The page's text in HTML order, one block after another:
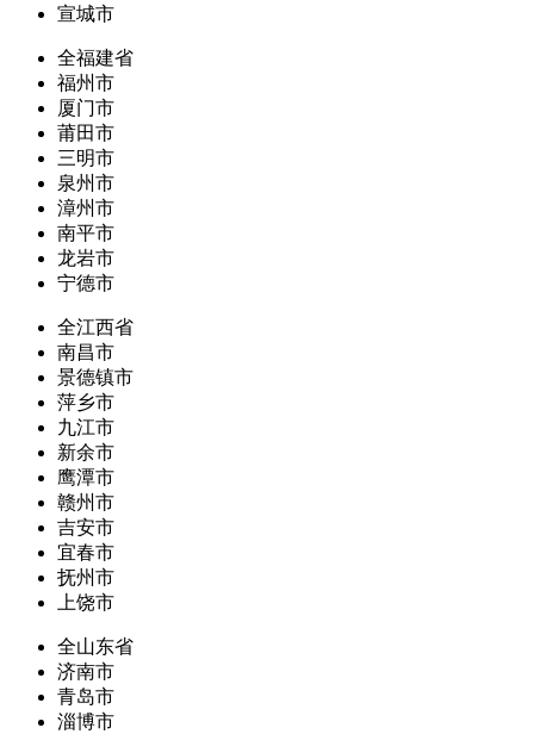
宣城市
全福建省
福州市
厦门市
莆田市
三明市
泉州市
漳州市
南平市
龙岩市
宁德市
全江西省
南昌市
景德镇市
萍乡市
九江市
新余市
鹰潭市
赣州市
吉安市
宜春市
抚州市
上饶市
全山东省
济南市
青岛市
淄博市